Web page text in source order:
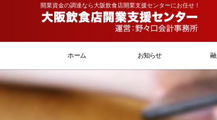
開業資金の調達なら大阪飲食店開業支援センターにお任せ！
ホーム お知らせ